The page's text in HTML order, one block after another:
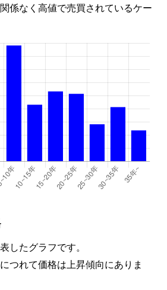
係なく高値で売買されているケー
したグラフです。
つれて価格は上昇傾向にありま